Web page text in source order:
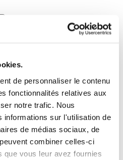
de personnaliser le contenu
fonctionnalités relatives aux
notre trafic. Nous
informations sur l'utilisation de
de médias sociaux, de
combiner celles-ci
que vous leur avez fournies
/ environnement & innovation
de nos produits en France